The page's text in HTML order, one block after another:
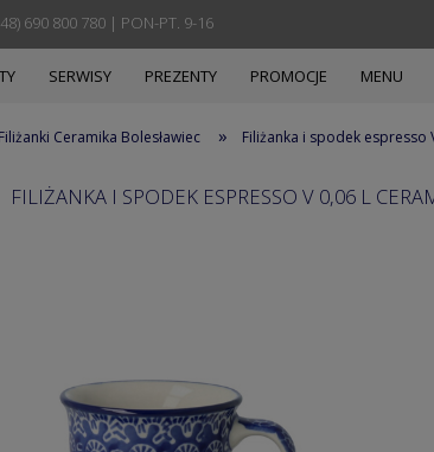
690 800 780 | PON-PT. 9-16
SERWISY PREZENTY PROMOCJE MENU
Filiżanki Ceramika Bolesławiec » Filiżanka i spodek espresso
FILIŻANKA I SPODEK ESPRESSO V 0,06 L